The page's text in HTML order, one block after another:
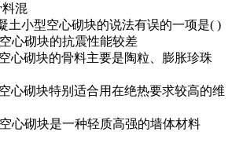
混
土小型空心砌块的说法有误的一项是( )
心砌块的抗震性能较差
心砌块的骨料主要是陶粒、膨胀珍珠
心砌块特别适合用在绝热要求较高的维
心砌块是一种轻质高强的墙体材料